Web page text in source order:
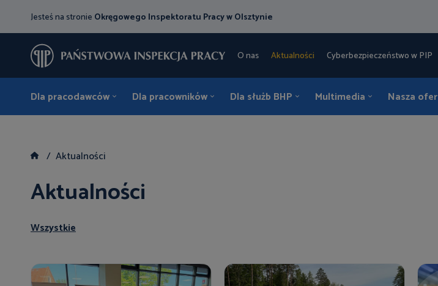
Jesteś na stronie Okręgowego Inspektoratu Pracy w Olsztynie
O nas Aktualności Cyberbezpieczeństwo w PIP
Dla pracodawców Dla pracowników Dla służb BHP Multimedia Nasza
Aktualności
Aktualności
Wszystkie